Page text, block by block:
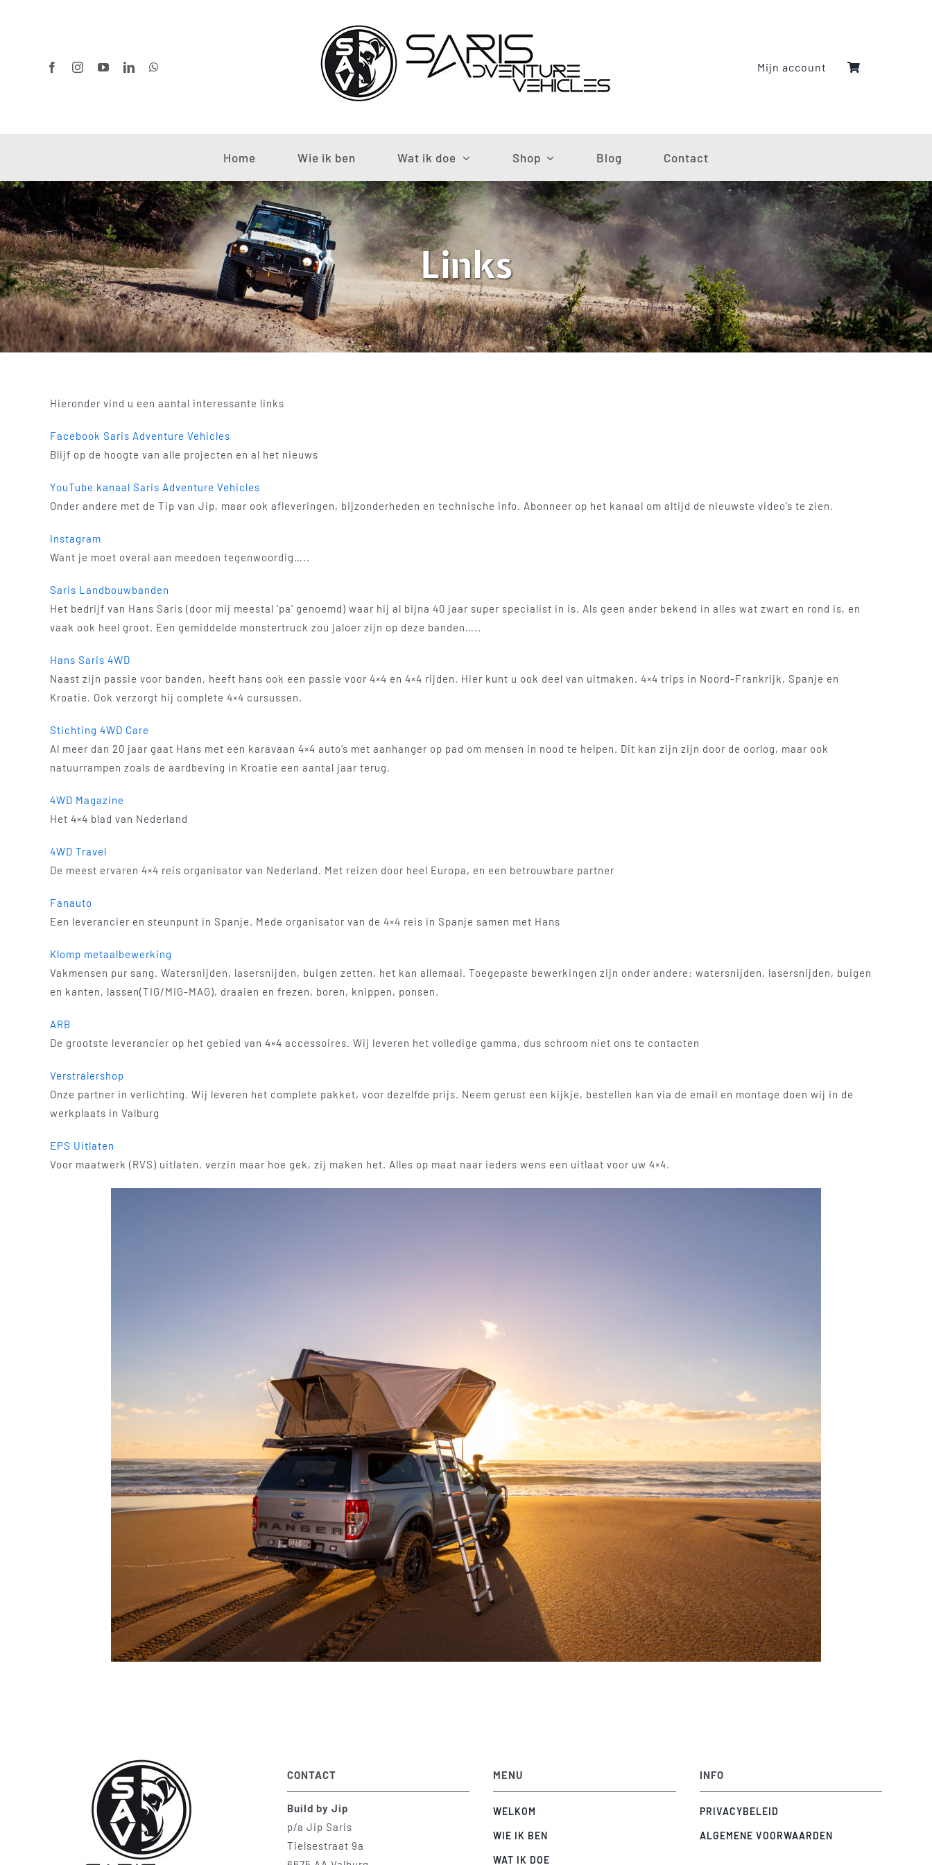
Mijn account
Home Wie ik ben Wat ik doe Shop Blog Contact
Links
Hieronder vind u een aantal interessante links
Facebook Saris Adventure Vehicles
Blijf op de hoogte van alle projecten en al het nieuws
YouTube kanaal Saris Adventure Vehicles
Onder andere met de Tip van Jip, maar ook afleveringen, bijzonderheden en technische info. Abonneer op het kanaal om altijd de nieuwste video’s te zien.
Instagram
Want je moet overal aan meedoen tegenwoordig…..
Saris Landbouwbanden
Het bedrijf van Hans Saris (door mij meestal ‘pa’ genoemd) waar hij al bijna 40 jaar super specialist in is. Als geen ander bekend in alles wat zwart en rond is, en
vaak ook heel groot. Een gemiddelde monstertruck zou jaloer zijn op deze banden…..
Hans Saris 4WD
Naast zijn passie voor banden, heeft hans ook een passie voor 4×4 en 4×4 rijden. Hier kunt u ook deel van uitmaken. 4×4 trips in Noord-Frankrijk, Spanje en
Kroatie. Ook verzorgt hij complete 4×4 cursussen.
Stichting 4WD Care
Al meer dan 20 jaar gaat Hans met een karavaan 4×4 auto’s met aanhanger op pad om mensen in nood te helpen. Dit kan zijn zijn door de oorlog, maar ook
natuurrampen zoals de aardbeving in Kroatie een aantal jaar terug.
4WD Magazine
Het 4×4 blad van Nederland
4WD Travel
De meest ervaren 4×4 reis organisator van Nederland. Met reizen door heel Europa, en een betrouwbare partner
Fanauto
Een leverancier en steunpunt in Spanje. Mede organisator van de 4×4 reis in Spanje samen met Hans
Klomp metaalbewerking
Vakmensen pur sang. Watersnijden, lasersnijden, buigen zetten, het kan allemaal. Toegepaste bewerkingen zijn onder andere: watersnijden, lasersnijden, buigen
en kanten, lassen(TIG/MIG-MAG), draaien en frezen, boren, knippen, ponsen.
ARB
De grootste leverancier op het gebied van 4×4 accessoires. Wij leveren het volledige gamma, dus schroom niet ons te contacten
Verstralershop
Onze partner in verlichting. Wij leveren het complete pakket, voor dezelfde prijs. Neem gerust een kijkje, bestellen kan via de email en montage doen wij in de
werkplaats in Valburg
EPS Uitlaten
Voor maatwerk (RVS) uitlaten. verzin maar hoe gek, zij maken het. Alles op maat naar ieders wens een uitlaat voor uw 4×4.
CONTACT
Build by Jip
p/a Jip Saris
Tielsestraat 9a
MENU
WELKOM
WIE IK BEN
WAT IK DOE
INFO
PRIVACYBELEID
ALGEMENE VOORWAARDEN